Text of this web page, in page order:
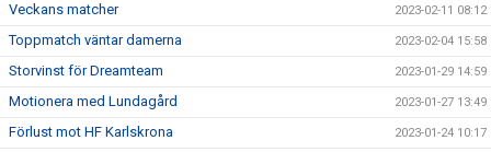
Veckans matcher 2023-02-11 08:12
Toppmatch väntar damerna 2023-02-04 15:58
Storvinst för Dreamteam 2023-01-29 14:59
Motionera med Lundagård 2023-01-27 13:49
Förlust mot HF Karlskrona 2023-01-24 10:17